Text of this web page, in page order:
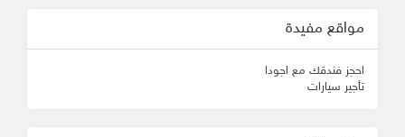
مواقع مفيدة
احجز فندقك مع اجودا
تأجير سيارات